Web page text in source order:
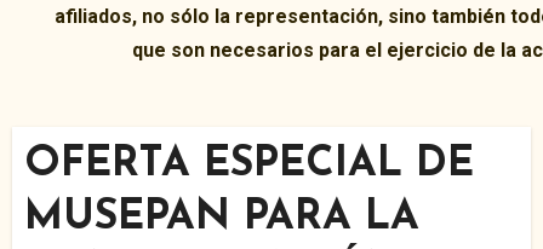
afiliados, no sólo la representación, sino también
que son necesarios para el ejercicio de la
OFERTA ESPECIAL DE
MUSEPAN PARA LA